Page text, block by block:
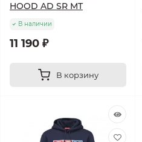
HOOD AD SR MT
В наличии
11 190 ₽
В корзину